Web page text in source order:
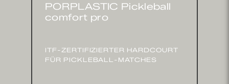
PORPLASTIC Pickleball
comfort pro
ITF-ZERTI­FIZIERTER HARDCOURT
FÜR PICKLEBALL-MATCHES